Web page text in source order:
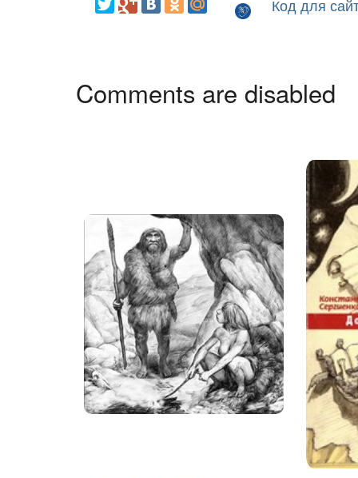
Код для
Comments are disabled